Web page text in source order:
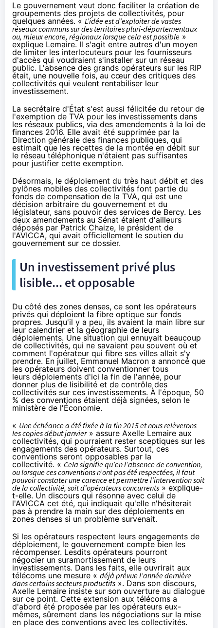
Le gouvernement veut donc faciliter la création de
groupements des projets de collectivités, pour
quelques années. « L’idée est d’exploiter de vastes
réseaux communs sur des territoires pluri-départementaux
ou, mieux encore, régionaux lorsque cela est possible »
explique Lemaire. Il s'agit entre autres d'un moyen
de limiter les interlocuteurs pour les fournisseurs
d'accès qui voudraient s'installer sur un réseau
public. L'absence des grands opérateurs sur les RIP
était, une nouvelle fois, au cœur des critiques des
collectivités qui veulent rentabiliser leur
investissement.
La secrétaire d'État s'est aussi félicitée du retour de
l'exemption de TVA pour les investissements dans
les réseaux publics, via des amendements à la loi de
finances 2016. Elle avait été supprimée par la
Direction générale des finances publiques, qui
estimait que les recettes de la montée en débit sur
le réseau téléphonique n'étaient pas suffisantes
pour justifier cette exemption.
Désormais, le déploiement du très haut débit et des
pylônes mobiles des collectivités font partie du
fonds de compensation de la TVA, qui est une
décision arbitraire du gouvernement et du
législateur, sans pouvoir des services de Bercy. Les
deux amendements au Sénat étaient d'ailleurs
déposés par Patrick Chaize, le président de
l'AVICCA, qui avait officiellement le soutien du
gouvernement sur ce dossier.
Un investissement privé plus
lisible... et opposable
Du côté des zones denses, ce sont les opérateurs
privés qui déploient la fibre optique sur fonds
propres. Jusqu'il y a peu, ils avaient la main libre sur
leur calendrier et la géographie de leurs
déploiements. Une situation qui ennuyait beaucoup
de collectivités, qui ne savaient peu souvent où et
comment l'opérateur qui fibre ses villes allait s'y
prendre. En juillet, Emmanuel Macron a annoncé que
les opérateurs doivent conventionner tous
leurs déploiements d'ici la fin de l'année, pour
donner plus de lisibilité et de contrôle des
collectivités sur ces investissements. À l'époque, 50
% des conventions étaient déjà signées, selon le
ministère de l'Économie.
« Une échéance a été fixée à la fin 2015 et nous relèverons
les copies début janvier» assure Axelle Lemaire aux
collectivités, qui pourraient rester sceptiques sur les
engagements des opérateurs. Surtout, ces
conventions seront opposables par la
collectivité. « Cela signifie qu’en l’absence de convention,
ou lorsque ces conventions n’ont pas été respectées, il faut
pouvoir constater une carence et permettre l’intervention soit
de la collectivité, soit d’opérateurs concurrents » explique-
t-elle. Un discours qui résonne avec celui de
l'AVICCA cet été, qui indiquait qu'elle n'hésiterait
pas à prendre la main sur des déploiements en
zones denses si un problème survenait.
Si les opérateurs respectent leurs engagements de
déploiement, le gouvernement compte bien les
récompenser. Lesdits opérateurs pourront
négocier un suramortissement de leurs
investissements. Dans les faits, elle ouvrirait aux
télécoms une mesure « déjà prévue l’année dernière
dans certains secteurs productifs ». Dans son discours,
Axelle Lemaire insiste sur son ouverture au dialogue
sur ce point. Cette extension aux télécoms a
d'abord été proposée par les opérateurs eux-
mêmes, sûrement dans les négociations sur la mise
en place des conventions avec les collectivités.